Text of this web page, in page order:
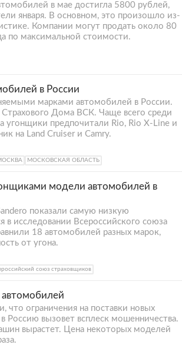
в мае достигла 5800 рублей,
января. В основном, это произошло из-
Компании могут продать около 80
по максимальной стоимости.
в России
марками автомобилей в России.
Страхового Дома ВСК. Чаще всего среди
угонщики предпочитали Rio, Rio X-Line и
на Land Cruiser и Camry.
МОСКОВСКАЯ ОБЛАСТЬ
модели автомобилей в
показали самую низкую
исследовании Всероссийского союза
18 автомобилей разных марок,
от угона.
союз страховщиков
автомобилей
ограничения на поставки новых
Россию вызовет всплеск мошенничества.
вырастет. Цена некоторых моделей